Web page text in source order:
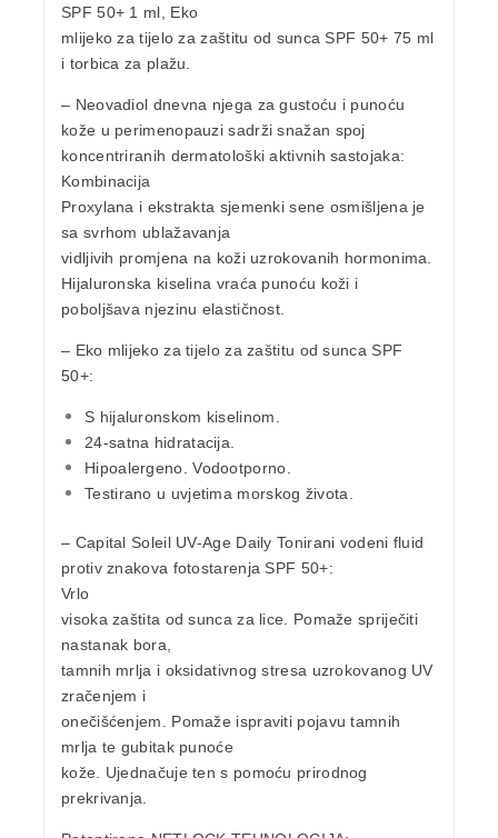
SPF 50+ 1 ml, Eko
mlijeko za tijelo za zaštitu od sunca SPF 50+ 75 ml
i torbica za plažu.
– Neovadiol dnevna njega za gustoću i punoću
kože u perimenopauzi sadrži snažan spoj
koncentriranih dermatološki aktivnih sastojaka:
Kombinacija
Proxylana i ekstrakta sjemenki sene osmišljena je
sa svrhom ublažavanja
vidljivih promjena na koži uzrokovanih hormonima.
Hijaluronska kiselina vraća punoću koži i
poboljšava njezinu elastičnost.
– Eko mlijeko za tijelo za zaštitu od sunca SPF
50+:
S hijaluronskom kiselinom.
24-satna hidratacija.
Hipoalergeno. Vodootporno.
Testirano u uvjetima morskog života.
– Capital Soleil UV-Age Daily Tonirani vodeni fluid
protiv znakova fotostarenja SPF 50+:
Vrlo
visoka zaštita od sunca za lice. Pomaže spriječiti
nastanak bora,
tamnih mrlja i oksidativnog stresa uzrokovanog UV
zračenjem i
onečišćenjem. Pomaže ispraviti pojavu tamnih
mrlja te gubitak punoće
kože. Ujednačuje ten s pomoću prirodnog
prekrivanja.